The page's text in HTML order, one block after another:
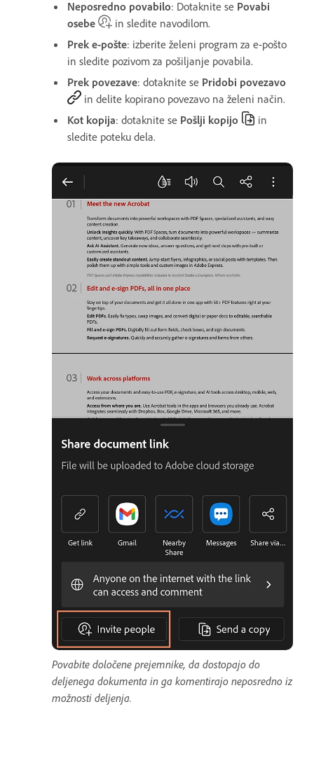
Neposredno povabilo: Dotaknite se Povabi
osebe
in sledite navodilom.
Prek e-pošte: izberite želeni program za e-pošto
in sledite pozivom za pošiljanje povabila.
Prek povezave: dotaknite se Pridobi povezavo
in delite kopirano povezavo na želeni način.
Kot kopija: dotaknite se Pošlji kopijo
in
sledite poteku dela.
Povabite določene prejemnike, da dostopajo do
deljenega dokumenta in ga komentirajo neposredno iz
možnosti deljenja.